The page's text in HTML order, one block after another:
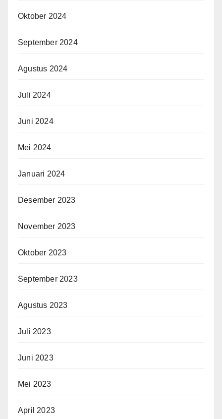
Oktober 2024
September 2024
Agustus 2024
Juli 2024
Juni 2024
Mei 2024
Januari 2024
Desember 2023
November 2023
Oktober 2023
September 2023
Agustus 2023
Juli 2023
Juni 2023
Mei 2023
April 2023